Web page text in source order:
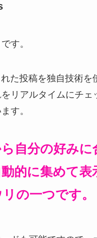
す。
た投稿を独自技術を
リアルタイムにチェ
す。
自分の好みに
的に集めて表
の一つです。